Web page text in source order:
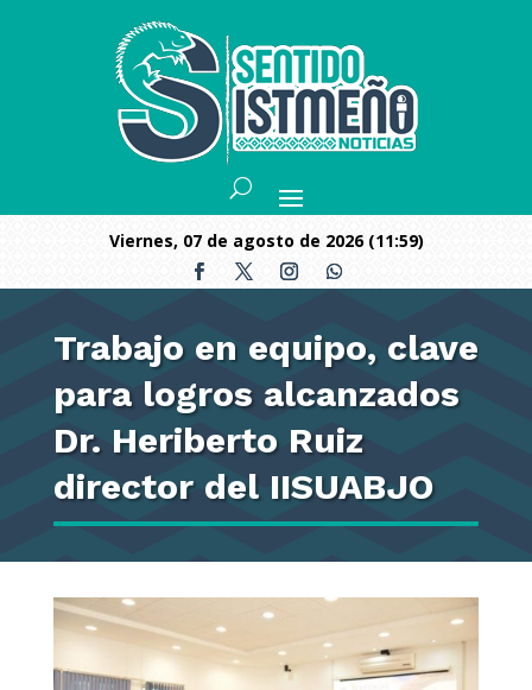
viernes, 07 de agosto de 2026 (11:59)
Trabajo en equipo, clave
para logros alcanzados
Dr. Heriberto Ruiz
director del IISUABJO